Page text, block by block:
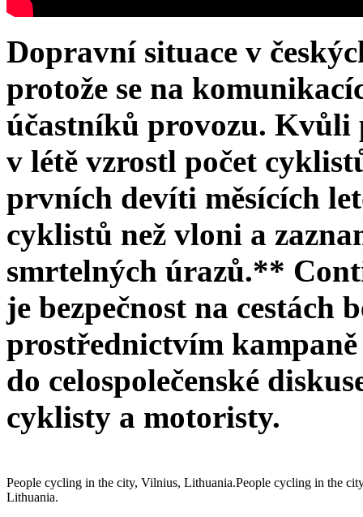
Dopravní situace v
protože se na
účastníků provozu. Kvůli
v létě vzrostl počet
prvních devíti měsících
cyklistů než vloni a
smrtelných úrazů.**
je bezpečnost na cestách
prostřednictvím
do celospolečenské
cyklisty a motoristy.
People cycling in the city, Vilnius, Lithuania.People cycling in the
Lithuania.